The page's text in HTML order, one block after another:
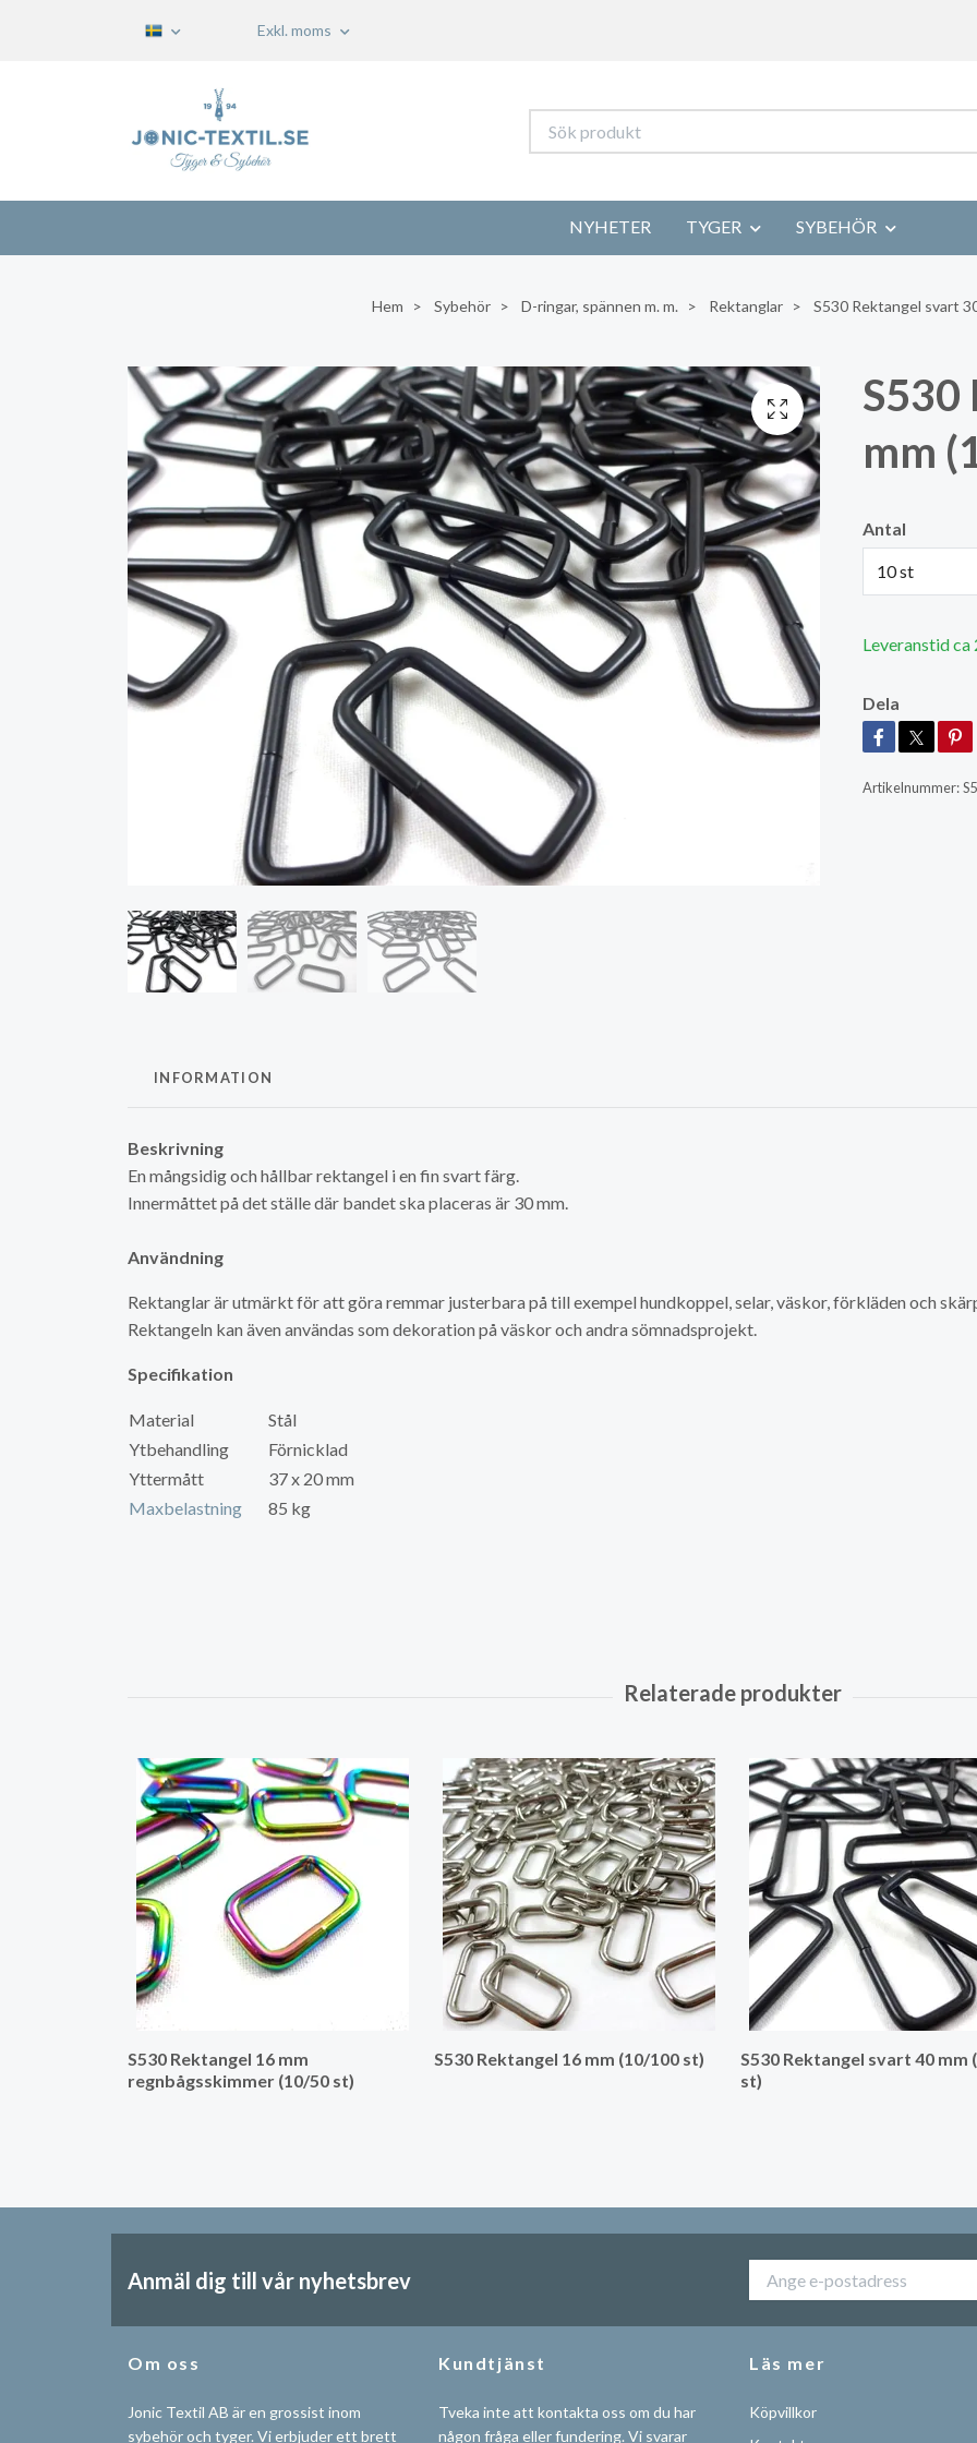
Exkl. moms
NYHETER TYGER SYBEHÖR
Hem Sybehör D-ringar, spännen m. m. Rektanglar S530 Rektangel svart
S530
mm
Antal
10 st
Leveranstid ca
Dela
Artikelnummer:
INFORMATION
Beskrivning
En mångsidig och hållbar rektangel i en fin svart färg.
Innermåttet på det ställe där bandet ska placeras är 30 mm.
Användning
Rektanglar är utmärkt för att göra remmar justerbara på till exempel hundkoppel, selar, väskor, förkläden och
Rektangeln kan även användas som dekoration på väskor och andra sömnadsprojekt.
Specifikation
Material
Stål
Ytbehandling
Förnicklad
Yttermått
37 x 20 mm
Maxbelastning
85 kg
S530 Rektangel 16 mm
regnbågsskimmer (10/50 st)
S530 Rektangel 16 mm (10/100 st)
S530 Rektangel svart 40 mm
st)
Anmäl dig till vår nyhetsbrev
Om oss
Jonic Textil AB är en grossist inom
sybehör och tyger. Vi erbjuder ett brett
Kundtjänst
Tveka inte att kontakta oss om du har
någon fråga eller fundering. Vi svarar
Läs mer
Köpvillkor